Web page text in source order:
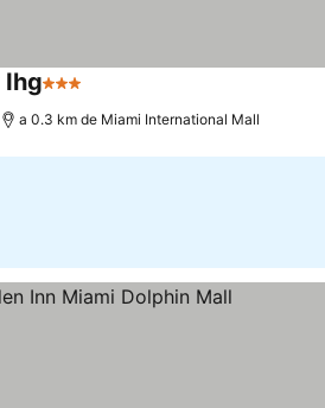
Ihg3 Estrelas
a 0.3 km de Miami International Mall